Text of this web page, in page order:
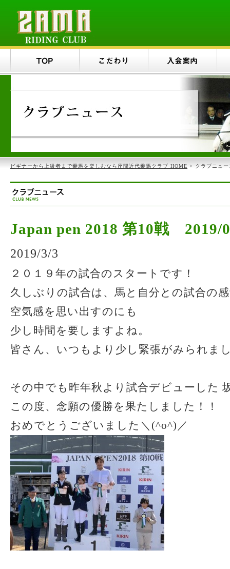
ビギナーから上級者まで乗馬を楽しむなら座間近代乗馬クラブ HOME > クラブニュー
Japan pen 2018 第10戦
2019/3/3
２０１９年の試合のスタートです！
久しぶりの試合は、馬と自分との試合の
空気感を思い出すのにも
少し時間を要しますよね。
皆さん、いつもより少し緊張がみられま
その中でも昨年秋より試合デビューした
この度、念願の優勝を果たしました！！
おめでとうございました＼(^o^)／